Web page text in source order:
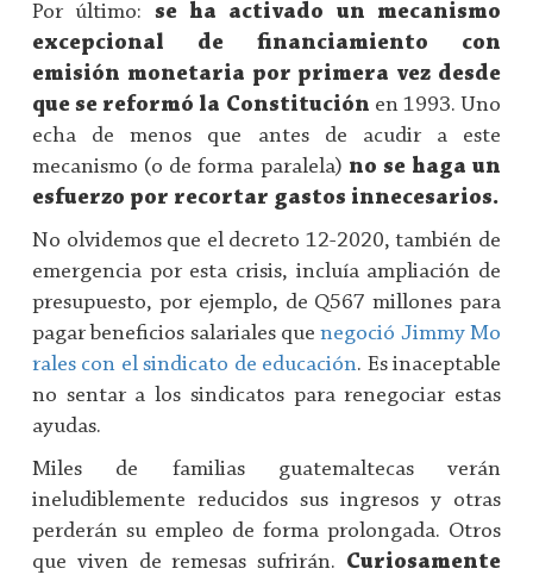
Por último: se ha activado un mecanismo
excepcional de financiamiento con
emisión monetaria por primera vez desde
que se reformó la Constitución en 1993. Uno
echa de menos que antes de acudir a este
mecanismo (o de forma paralela) no se haga un
esfuerzo por recortar gastos innecesarios.
No olvidemos que el decreto 12-2020, también de
emergencia por esta crisis, incluía ampliación de
presupuesto, por ejemplo, de Q567 millones para
pagar beneficios salariales quenegoció Jimmy Mo
rales con el sindicato de educación. Es inaceptable
no sentar a los sindicatos para renegociar estas
ayudas.
Miles de familias guatemaltecas verán
ineludiblemente reducidos sus ingresos y otras
perderán su empleo de forma prolongada. Otros
que viven de remesas sufrirán. Curiosamente